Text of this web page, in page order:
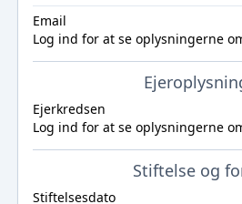
Email
Log ind for at se oplysningerne
Ejerkredsen
Log ind for at se oplysningerne
Stiftelse og
Stiftelsesdato